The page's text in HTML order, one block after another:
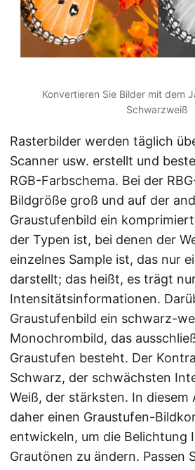
Konvertieren Sie Bilder mit dem
Schwarzweiß
Rasterbilder werden täglich
Scanner usw. erstellt und
RGB-Farbschema. Bei der
Bildgröße groß und auf der
Graustufenbild ein
der Typen ist, bei denen der
einzelnes Sample ist, das nur
darstellt; das heißt, es trägt
Intensitätsinformationen.
Graustufenbild ein schwarz-
Monochrombild, das
Graustufen besteht. Der
Schwarz, der schwächsten
Weiß, der stärksten. In
daher einen Graustufen-
entwickeln, um die Belichtung
Grautönen zu ändern. Passen